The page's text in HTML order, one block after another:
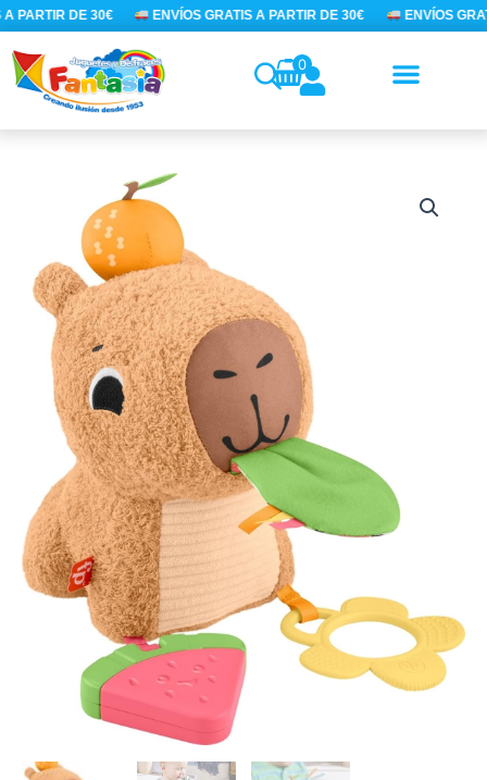
Ir
al
contenido
PARTIR DE 30€ ENVÍOS GRATIS A PARTIR DE 30€ ENVÍOS
0